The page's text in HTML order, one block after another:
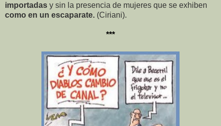
importadas y sin la presencia de mujeres que se exhiben
como en un escaparate. (Ciriani).
***